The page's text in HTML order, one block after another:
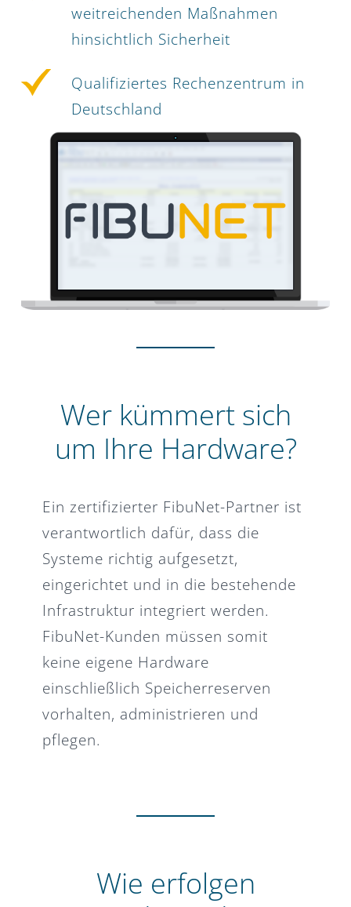
weitreichenden Maßnahmen
hinsichtlich Sicherheit
Qualifiziertes Rechenzentrum in
Deutschland
Wer kümmert sich
um Ihre Hardware?
Ein zertifizierter FibuNet-Partner ist
verantwortlich dafür, dass die
Systeme richtig aufgesetzt,
eingerichtet und in die bestehende
Infrastruktur integriert werden.
FibuNet-Kunden müssen somit
keine eigene Hardware
einschließlich Speicherreserven
vorhalten, administrieren und
pflegen.
Wie erfolgen